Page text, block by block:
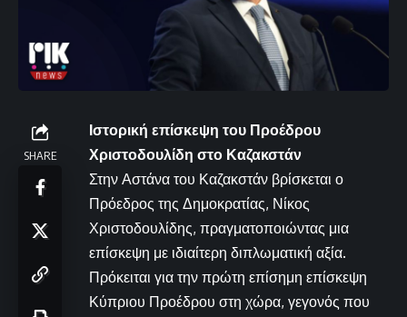
SHARE
Ιστορική επίσκεψη του Προέδρου
Χριστοδουλίδη στο Καζακστάν
Στην Αστάνα του Καζακστάν βρίσκεται ο
Πρόεδρος της Δημοκρατίας, Νίκος
Χριστοδουλίδης, πραγματοποιώντας μια
επίσκεψη με ιδιαίτερη διπλωματική αξία.
Πρόκειται για την πρώτη επίσημη επίσκεψη
Κύπριου Προέδρου στη χώρα, γεγονός που